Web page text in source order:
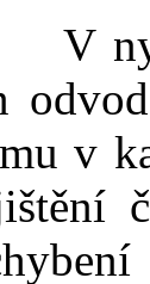
V
odvod
v